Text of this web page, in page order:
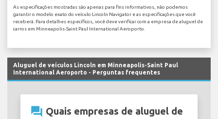
As especificações mostradas são apenas para fins informativos, não podemos
garantir o modelo exato do veículo Lincoln Navigator e as especificações que você
receberá. Para detalhes específicos, você deve verificar com a empresa de aluguel de
carros em Minneapolis-Saint Paul International Aeroporto.
Aluguel de veículos Lincoln em Minneapolis-Saint Paul
International Aeroporto - Perguntas frequentes
question_answer Quais empresas de aluguel de